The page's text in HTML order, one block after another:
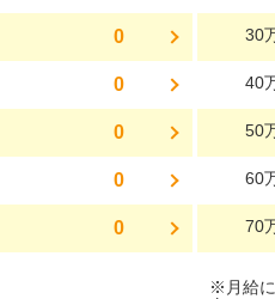
0
0
0
0
0
30
40
50
60
70
※月給